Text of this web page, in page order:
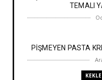
TEMALI
PİŞMEYEN PASTA